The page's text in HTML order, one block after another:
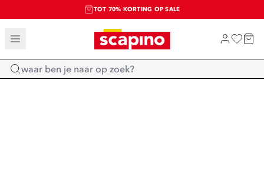
TOT 70% KORTING OP SALE
SALE: LAATSTE KANS!
SHOP NIEUW
Home